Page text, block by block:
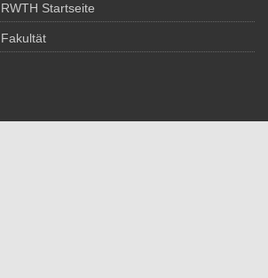
RWTH Startseite
Fakultät